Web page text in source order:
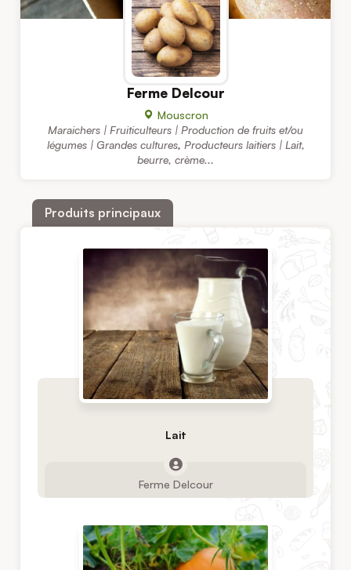
Ferme Delcour
Mouscron
Maraichers | Fruiticulteurs | Production de fruits et/ou
légumes | Grandes cultures, Producteurs laitiers | Lait,
beurre, crème...
Produits principaux
Lait
Ferme Delcour